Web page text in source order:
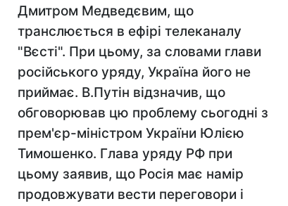
Дмитром Медведєвим, що
транслюється в ефірі телеканалу
"Вєсті". При цьому, за словами глави
російського уряду, Україна його не
приймає. В.Путін відзначив, що
обговорював цю проблему сьогодні з
прем'єр-міністром України Юлією
Тимошенко. Глава уряду РФ при
цьому заявив, що Росія має намір
продовжувати вести переговори і